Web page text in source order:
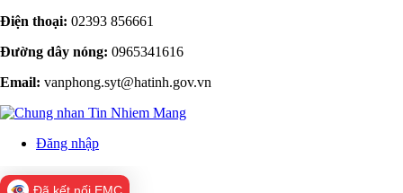
Điện thoại: 02393 856661
Đường dây nóng: 0965341616
Email: vanphong.syt@hatinh.gov.vn
Đăng nhập